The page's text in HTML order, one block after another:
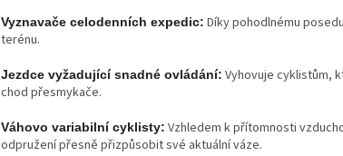
Vyznavače celodenních expedic: Díky pohodlnému
terénu.
Jezdce vyžadující snadné ovládání: Vyhovuje cyklistům,
chod přesmykače.
Váhovo variabilní cyklisty: Vzhledem k přítomnosti
odpružení přesně přizpůsobit své aktuální váze.